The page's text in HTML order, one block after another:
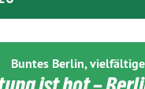
Buntes Berlin,